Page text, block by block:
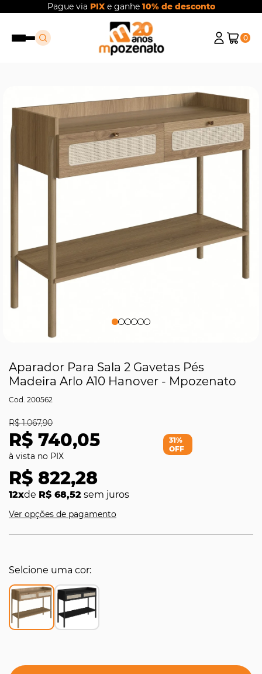
Pague via PIXe ganhe 10% de desconto
0
Aparador Para Sala 2 Gavetas Pés
Madeira Arlo A10 Hanover - Mpozenato
200562
R$ 740,05
R$ 1.067,90
R$ 822,28
12xde R$ 68,52 sem juros
31%
OFF
Ver opções de pagamento
Selcione uma cor